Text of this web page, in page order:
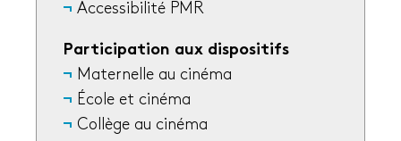
Accessibilité PMR
Participation aux dispositifs
Maternelle au cinéma
École et cinéma
Collège au cinéma